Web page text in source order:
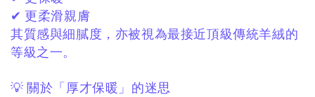
✔ 更柔滑親膚
其質感與細膩度， 亦被視為最接近頂級傳統羊絨的
等級之一。
💡 關於「厚才保暖」的迷思